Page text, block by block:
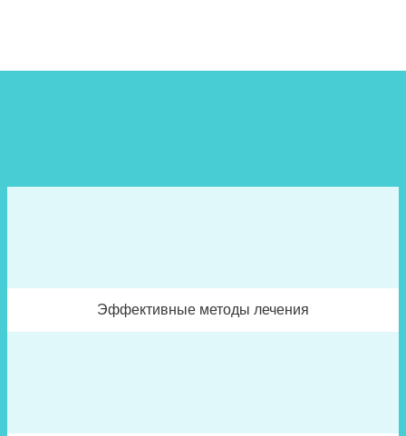
Эффективные методы лечения